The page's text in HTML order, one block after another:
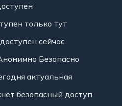
только тут
сейчас
Безопасно
актуальная
безопасный доступ